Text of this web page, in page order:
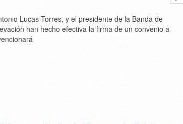
Lucas-Torres, y el presidente de la Banda de
han hecho efectiva la firma de un convenio a